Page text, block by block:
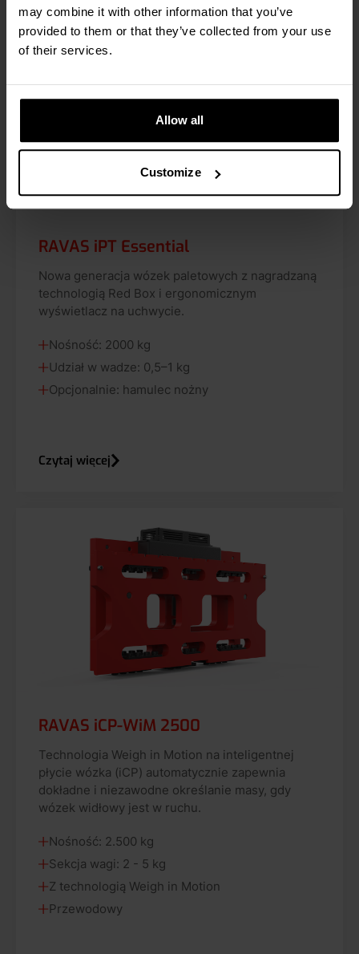
may combine it with other information that you’ve
provided to them or that they’ve collected from your use
of their services.
Allow all
Customize
RAVAS iPT Essential
Nowa generacja wózek paletowych z nagradzaną
technologią Red Box i ergonomicznym
wyświetlacz na uchwycie.
Nośność: 2000 kg
Udział w wadze: 0,5–1 kg
Opcjonalnie: hamulec nożny
Czytaj więcej
RAVAS iCP-WiM 2500
Technologia Weigh in Motion na inteligentnej
płycie wózka (iCP) automatycznie zapewnia
dokładne i niezawodne określanie masy, gdy
wózek widłowy jest w ruchu.
Nośność: 2.500 kg
Sekcja wagi: 2 - 5 kg
Z technologią Weigh in Motion
Przewodowy